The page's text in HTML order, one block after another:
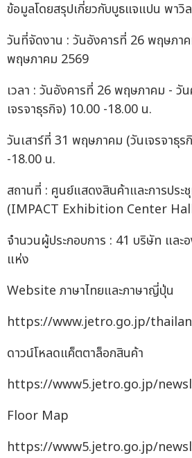
ข้อมูลโดยสรุปเกี่ยวกับบูธแจแปน พาวิ
วันที่จัดงาน : วันอังคารที่ 26 พฤษภา
พฤษภาคม 2569
เวลา : วันอังคารที่ 26 พฤษภาคม -
เจรจาธุรกิจ) 10.00 -18.00 น.
วันเสาร์ที่ 31 พฤษภาคม (วันเจรจาธุ
-18.00 น.
สถานที่ : ศูนย์แสดงสินค้าและการปร
(IMPACT Exhibition Center
จำนวนผู้ประกอบการ : 41 บริษัท และ
แห่ง
Website ภาษาไทยและภาษาญี่ปุ่น
https://www.jetro.go.jp/
ดาวน์โหลดแค็ตตาล็อกสินค้า
https://www5.jetro.go.jp/
Floor Map
https://www5.jetro.go.jp/